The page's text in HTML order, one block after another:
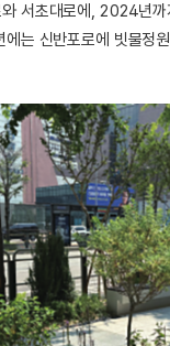
서초대로에, 2024년까
는 신반포로에 빗물정